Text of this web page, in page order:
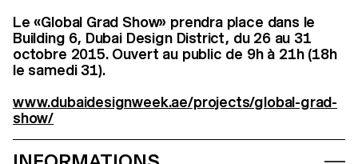
Le «Global Grad Show» prendra place dans le
Building 6, Dubai Design District, du 26 au 31
octobre 2015. Ouvert au public de 9h à 21h (18h
le samedi 31).
www.dubaidesignweek.ae/projects/global-grad-
show/